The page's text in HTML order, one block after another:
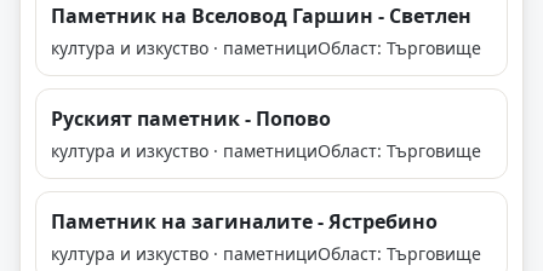
Паметник на Вселовод Гаршин - Светлен
култура и изкуство · паметнициОбласт: Търговище
Руският паметник - Попово
култура и изкуство · паметнициОбласт: Търговище
Паметник на загиналите - Ястребино
култура и изкуство · паметнициОбласт: Търговище